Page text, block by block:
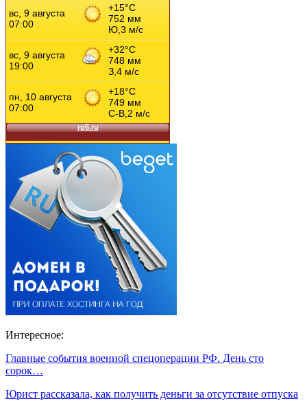
Интересное:
Главные события военной спецоперации РФ. День сто
сорок…
Юрист рассказала, как получить деньги за отсутствие отпуска